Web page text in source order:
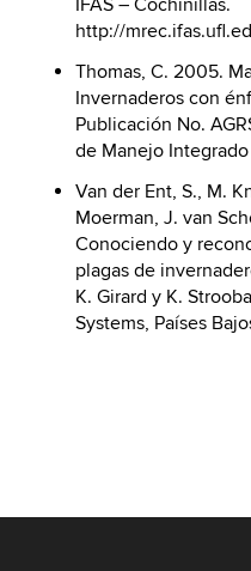
http://
Thomas, C. 2005.
Invernaderos con
Publicación No.
de Manejo
Van der Ent, S., M.
Moerman, J. van
Conociendo y
plagas de
K. Girard y K.
Systems, Países